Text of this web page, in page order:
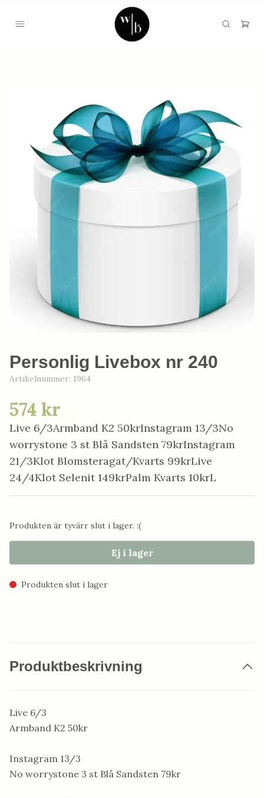
Personlig Livebox nr 240
Artikelnummer: 1964
574 kr
Live 6/3Armband K2 50krInstagram 13/3No
worrystone 3 st Blå Sandsten 79krInstagram
21/3Klot Blomsteragat/Kvarts 99krLive
24/4Klot Selenit 149krPalm Kvarts 10krL
Produkten är tyvärr slut i lager. :(
Ej i lager
Produkten slut i lager
Produktbeskrivning
Live 6/3
Armband K2 50kr
Instagram 13/3
No worrystone 3 st Blå Sandsten 79kr